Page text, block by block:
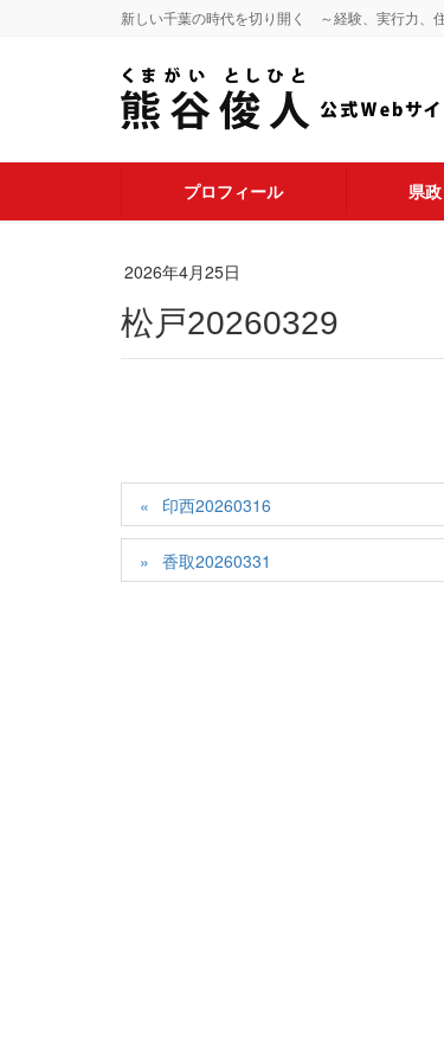
新しい千葉の時代を切り開く ～経験、実行力、
プロフィール 県
2026年4月25日
松戸20260329
印西20260316
香取20260331